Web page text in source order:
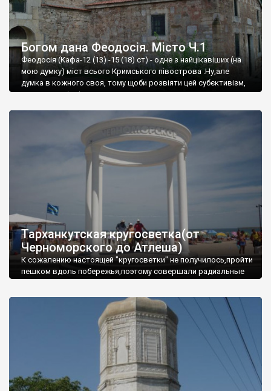
Богом дана Феодосія. Місто Ч.1
Феодосія (Кафа-12 (13) -15 (18) ст) - одне з найцікавіших (на
мою думку) міст всього Кримського півострова .Ну,але
думка в кожного своя, тому щоби розвіяти цей субєктивізм,
запрошую відвідати це
Тарханкутская кругосветка(от
Черноморского до Атлеша)
К сожалению настоящей "кругосветки" не получилось,пройти
пешком вдоль побережья,поэтому совершали радиальные